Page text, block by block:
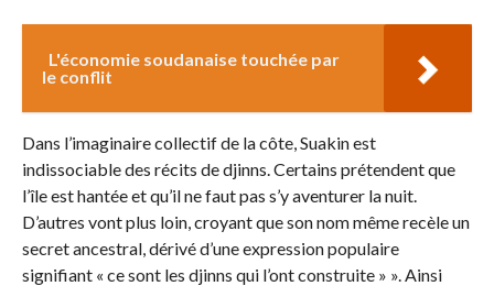
L'économie soudanaise touchée par
le conflit
Dans l’imaginaire collectif de la côte, Suakin est
indissociable des récits de djinns. Certains prétendent que
l’île est hantée et qu’il ne faut pas s’y aventurer la nuit.
D’autres vont plus loin, croyant que son nom même recèle un
secret ancestral, dérivé d’une expression populaire
signifiant « ce sont les djinns qui l’ont construite » ». Ainsi